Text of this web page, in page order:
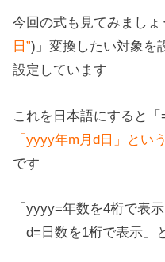
今回の式も見てみまし
日”)」変換したい対象を
設定しています
これを日本語にすると「
「yyyy年m月d日」とい
です
「yyyy=年数を4桁で表
「d=日数を1桁で表示